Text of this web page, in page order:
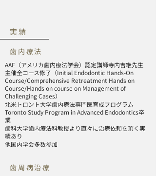
実績
歯内療法
AAE（アメリカ歯内療法学会）認定講師寺内吉継先生
主催全コース修了（Initial Endodontic Hands-On
Course/Comprehensive Retreatment Hands on
Course/Hands on course on Management of
Challenging Cases）
北米トロント大学歯内療法専門医育成プログラム
Toronto Study Program in Advanced Endodontics卒
業
歯科大学歯内療法科教授より直々に治療依頼を頂く実
績あり
他国内学会多数参加
歯周病治療